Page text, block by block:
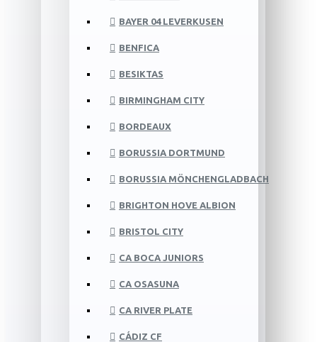
BAYER 04 LEVERKUSEN
BENFICA
BESIKTAS
BIRMINGHAM CITY
BORDEAUX
BORUSSIA DORTMUND
BORUSSIA MÖNCHENGLADBACH
BRIGHTON HOVE ALBION
BRISTOL CITY
CA BOCA JUNIORS
CA OSASUNA
CA RIVER PLATE
CÁDIZ CF